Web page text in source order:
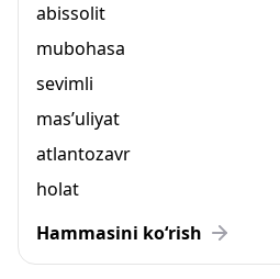
abissolit
mubohasa
sevimli
mas’uliyat
atlantozavr
holat
Hammasini ko‘rish